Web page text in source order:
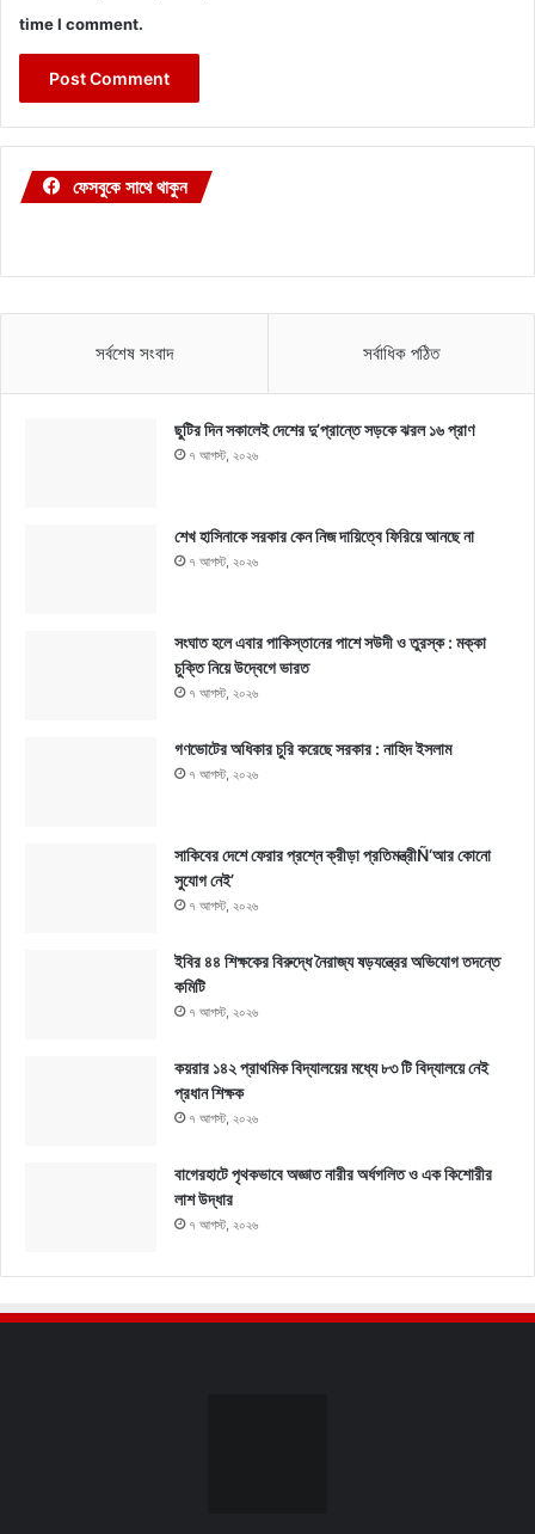
time I comment.
ফেসবুকে সাথে থাকুন
সর্বশেষ সংবাদ সর্বাধিক পঠিত
ছুটির দিন সকালেই দেশের দু’প্রান্তে সড়কে ঝরল ১৬ প্রাণ
৭ আগস্ট, ২০২৬
শেখ হাসিনাকে সরকার কেন নিজ দায়িত্বে ফিরিয়ে আনছে না
৭ আগস্ট, ২০২৬
সংঘাত হলে এবার পাকিস্তানের পাশে সউদী ও তুরস্ক : মক্কা
চুক্তি নিয়ে উদ্বেগে ভারত
৭ আগস্ট, ২০২৬
গণভোটের অধিকার চুরি করেছে সরকার : নাহিদ ইসলাম
৭ আগস্ট, ২০২৬
সাকিবের দেশে ফেরার প্রশ্নে ক্রীড়া প্রতিমন্ত্রীÑ‘আর কোনো
সুযোগ নেই’
৭ আগস্ট, ২০২৬
ইবির ৪৪ শিক্ষকের বিরুদ্ধে নৈরাজ্য ষড়যন্ত্রের অভিযোগ তদন্তে
কমিটি
৭ আগস্ট, ২০২৬
কয়রার ১৪২ প্রাথমিক বিদ্যালয়ের মধ্যে ৮৩ টি বিদ্যালয়ে নেই
প্রধান শিক্ষক
৭ আগস্ট, ২০২৬
বাগেরহাটে পৃথকভাবে অজ্ঞাত নারীর অর্ধগলিত ও এক কিশোরীর
লাশ উদ্ধার
৭ আগস্ট, ২০২৬